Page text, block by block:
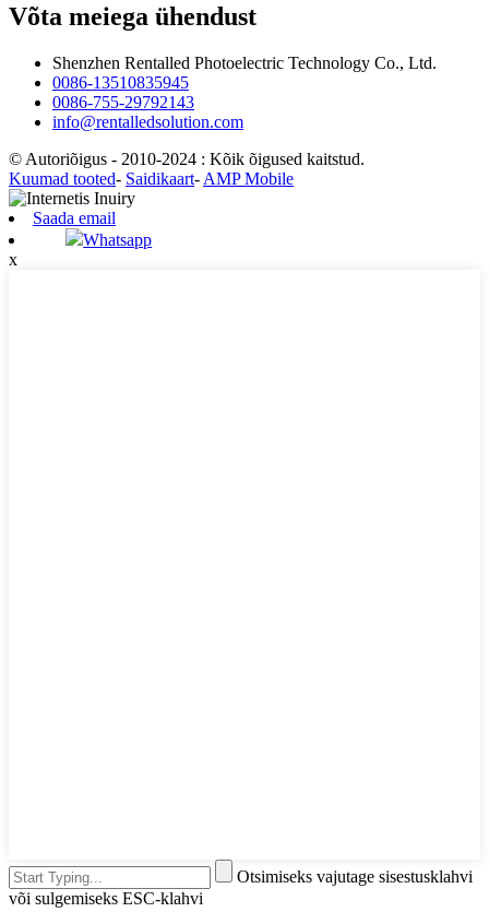
Võta meiega ühendust
Shenzhen Rentalled Photoelectric Technology Co., Ltd.
0086-13510835945
0086-755-29792143
info@rentalledsolution.com
© Autoriõigus - 2010-2024 : Kõik õigused kaitstud.
Kuumad tooted- Saidikaart- AMP Mobile
Saada email
Whatsapp
x
Otsimiseks vajutage sisestusklahvi
või sulgemiseks ESC-klahvi